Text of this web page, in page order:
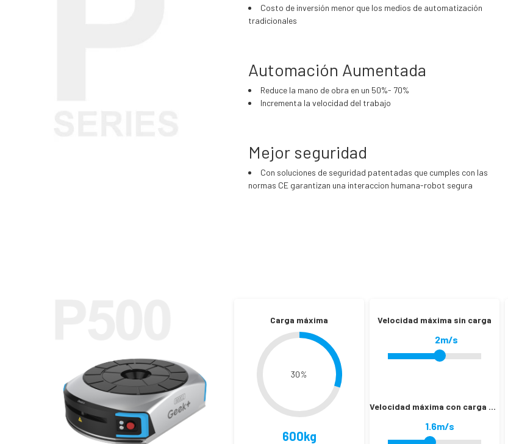
Costo de inversión menor que los medios de automatización
tradicionales
Automación Aumentada
Reduce la mano de obra en un 50%- 70%
Incrementa la velocidad del trabajo
Mejor seguridad
Con soluciones de seguridad patentadas que cumples con las
normas CE garantizan una interaccion humana-robot segura
Carga máxima
30%
600kg
Velocidad máxima sin carga
2m/s
Velocidad máxima con carga máx.
1.6m/s